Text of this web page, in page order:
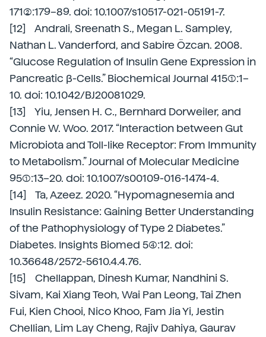
171(2):179–89. doi: 10.1007/s10517-021-05191-7.
[12] Andrali, Sreenath S., Megan L. Sampley,
Nathan L. Vanderford, and Sabire Özcan. 2008.
“Glucose Regulation of Insulin Gene Expression in
Pancreatic β-Cells.” Biochemical Journal 415(1):1–
10. doi: 10.1042/BJ20081029.
[13] Yiu, Jensen H. C., Bernhard Dorweiler, and
Connie W. Woo. 2017. “Interaction between Gut
Microbiota and Toll-like Receptor: From Immunity
to Metabolism.” Journal of Molecular Medicine
95(1):13–20. doi: 10.1007/s00109-016-1474-4.
[14] Ta, Azeez. 2020. “Hypomagnesemia and
Insulin Resistance: Gaining Better Understanding
of the Pathophysiology of Type 2 Diabetes.”
Diabetes. Insights Biomed 5(4):12. doi:
10.36648/2572-5610.4.4.76.
[15] Chellappan, Dinesh Kumar, Nandhini S.
Sivam, Kai Xiang Teoh, Wai Pan Leong, Tai Zhen
Fui, Kien Chooi, Nico Khoo, Fam Jia Yi, Jestin
Chellian, Lim Lay Cheng, Rajiv Dahiya, Gaurav